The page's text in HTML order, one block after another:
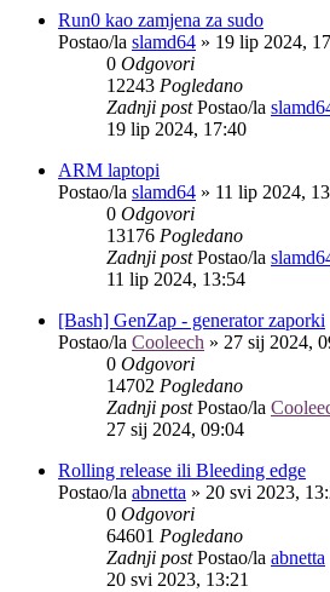
Run0 kao zamjena za sudo
Postao/la slamd64 » 19 lip 2024,
0 Odgovori
12243 Pogledano
Zadnji postPostao/la
19 lip 2024, 17:40
ARM laptopi
Postao/la slamd64 » 11 lip 2024,
0 Odgovori
13176 Pogledano
Zadnji postPostao/la
11 lip 2024, 13:54
[Bash] GenZap - generator zaporki
Postao/la Cooleech » 27 sij 2024,
0 Odgovori
14702 Pogledano
Zadnji postPostao/la
27 sij 2024, 09:04
Rolling release ili Bleeding edge
Postao/la abnetta » 20 svi 2023,
0 Odgovori
64601 Pogledano
Zadnji postPostao/la abnetta
20 svi 2023, 13:21